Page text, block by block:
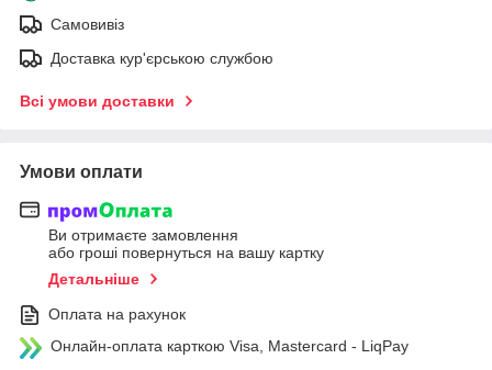
Самовивіз
Доставка кур'єрською службою
Всі умови доставки
Умови оплати
Ви отримаєте замовлення
або гроші повернуться на вашу картку
Детальніше
Оплата на рахунок
Онлайн-оплата карткою Visa, Mastercard - LiqPay